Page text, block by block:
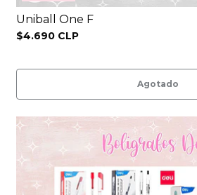
Uniball One F
$4.690 CLP
Agotado